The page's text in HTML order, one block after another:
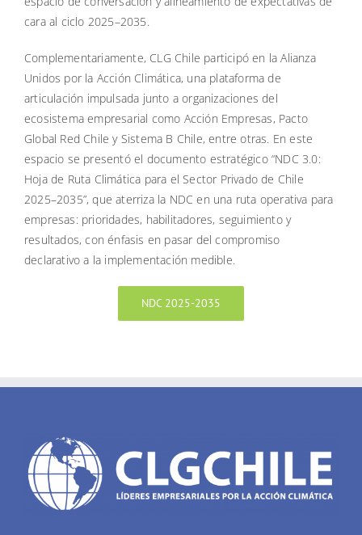
cara al ciclo 2025–2035.
Complementariamente, CLG Chile participó en la Alianza
Unidos por la Acción Climática, una plataforma de
articulación impulsada junto a organizaciones del
ecosistema empresarial como Acción Empresas, Pacto
Global Red Chile y Sistema B Chile, entre otras. En este
espacio se presentó el documento estratégico “NDC 3.0:
Hoja de Ruta Climática para el Sector Privado de Chile
2025–2035”, que aterriza la NDC en una ruta operativa para
empresas: prioridades, habilitadores, seguimiento y
resultados, con énfasis en pasar del compromiso
declarativo a la implementación medible.
NDC 2025-2035